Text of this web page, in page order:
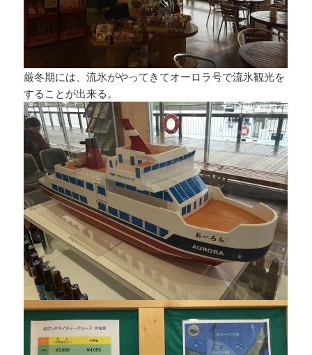
厳冬期には、流氷がやってきてオーロラ号で流氷観光を
することが出来る。